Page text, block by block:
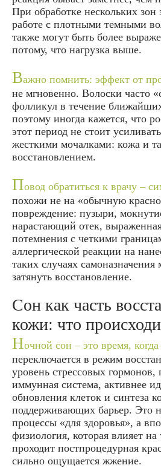
При обработке нескольких зон
работе с плотными темными
также могут быть более
потому, что нагрузка выше.
Важно помнить: эффект от
не мгновенно. Волоски часто
фолликул в течение
поэтому иногда кажется, что
этот период не стоит
жесткими мочалками: кожа и
восстановлением.
Повод обратиться к врачу –
похожи не на «обычную
повреждение: пузыри,
нарастающий отек,
потемнения с четкими
аллергической реакции на
таких случаях самоназначения
затянуть восстановление.
Сон как часть
кожи: что
Ночной сон – это время,
переключается в режим
уровень стрессовых гормонов,
иммунная система, активнее
обновления клеток и синтеза
поддерживающих барьер. Это
процессы «для здоровья», а
физиология, которая влияет
проходит постпроцедурная
сильно ощущается жжение.